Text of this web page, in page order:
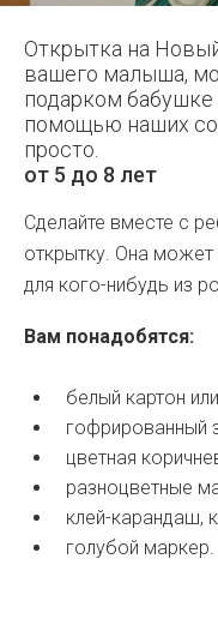
Открытка на
вашего малыша,
подарком
помощью наших
просто.
от 5 до 8 лет
Сделайте вместе с
открытку. Она
для кого-нибудь из
Вам понадобятся:
белый картон
гофрированный
цветная
разноцветные
клей-карандаш,
голубой маркер.